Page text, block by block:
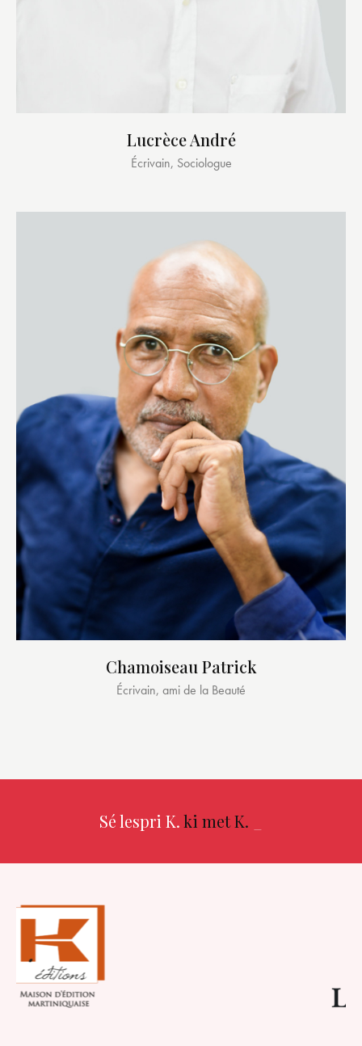
Lucrèce André
Écrivain, Sociologue
Chamoiseau Patrick
Écrivain, ami de la Beauté
Sé lespri K.ki met K.